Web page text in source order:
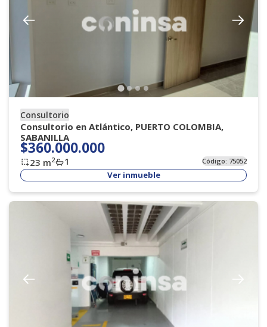
Consultorio
Consultorio en Atlántico, PUERTO COLOMBIA,
SABANILLA
$360.000.000
23 m2 1 Código: 75052
Ver inmueble